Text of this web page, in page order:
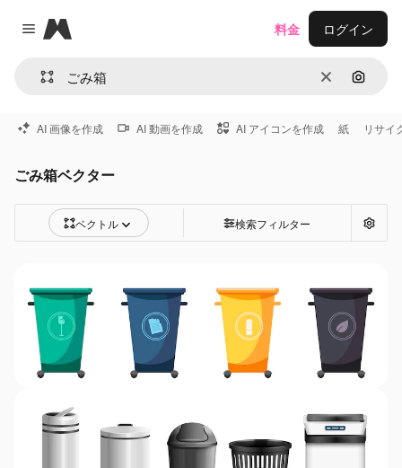
Close menu
Magnific
消去 画像で
料金 ログイン
AI 画像を作成 AI 動画を作成 AI アイコンを作成 紙 リサイ
ごみ箱ベクター
ベクトル 検索フィルター